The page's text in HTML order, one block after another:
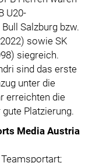
U20-
Salzburg bzw.
sowie SK
siegreich.
sind das erste
unter die
erreichten die
Platzierung.
Media Austria